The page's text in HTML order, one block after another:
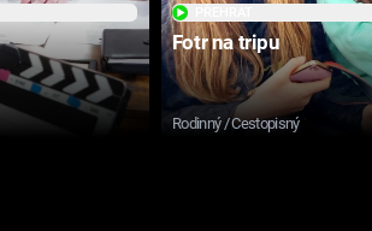
Fotr na tripu
Rodinný / Cestopisný